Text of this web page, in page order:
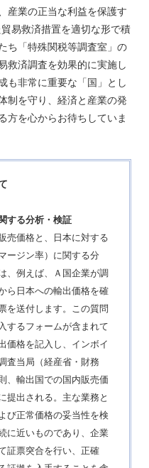
産業の正当な利益を保護す
易救済措置を適切な形で積
ち「特殊関税等調査室」の
救済調査を効果的に実施し
も非常に重要な「国」とし
制を守り、経済と産業の発
方を心からお待ちしていま
する分析・検証
売価格と、日本に対する
ージン率）に関する分
、例えば、Ａ国企業が調
ら日本への輸出価格を確
を送付します。この質問
するフォームが含まれて
価格を記入し、インボイ
査当局（経産省・財務
、輸出国での国内販売価
提出される。主な業務と
び正常価格の妥当性を検
に近いものであり、企業
証票突合を行い、正確